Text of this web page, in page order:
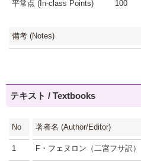
平常点 (In-class Points) 100
備考 (Notes)
テキスト / Textbooks
No 著者名 (Author/Editor)
1 F・フェヌロン（二宮フサ訳）